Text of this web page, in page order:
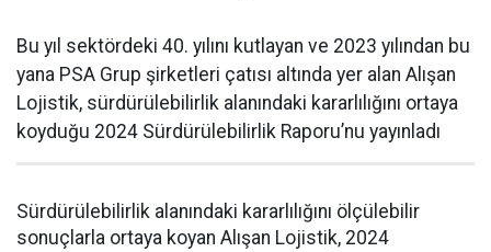
Bu yıl sektördeki 40. yılını kutlayan ve 2023 yılından bu
yana PSA Grup şirketleri çatısı altında yer alan Alışan
Lojistik, sürdürülebilirlik alanındaki kararlılığını ortaya
koyduğu 2024 Sürdürülebilirlik Raporu’nu yayınladı
Sürdürülebilirlik alanındaki kararlılığını ölçülebilir
sonuçlarla ortaya koyan Alışan Lojistik, 2024